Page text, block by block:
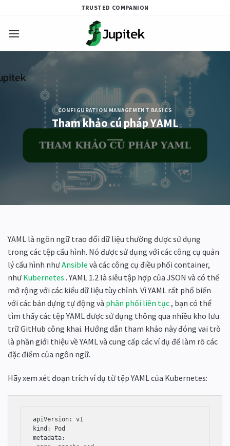
content
TRUSTED COMPANION
CONFIGURATION MANAGEMENT BASICS
Tham khảo cú pháp YAML
YAML là ngôn ngữ trao đổi dữ liệu thường được sử dụng
trong các tệp cấu hình. Nó được sử dụng với các công cụ quản
lý cấu hình nhưAnsible và các công cụ điều phối container,
như Kubernetes . YAML 1.2 là siêu tập hợp của JSON và có thể
mở rộng với các kiểu dữ liệu tùy chỉnh. Vì YAML rất phổ biến
với các bản dựng tự động và phân phối liên tục, bạn có thể
tìm thấy các tệp YAML được sử dụng thông qua nhiều kho lưu
trữ GitHub công khai. Hướng dẫn tham khảo này đóng vai trò
là phần giới thiệu về YAML và cung cấp các ví dụ để làm rõ các
đặc điểm của ngôn ngữ.
Hãy xem xét đoạn trích ví dụ từ tệp YAML của Kubernetes:
apiVersion: v1
kind: Pod
metadata: